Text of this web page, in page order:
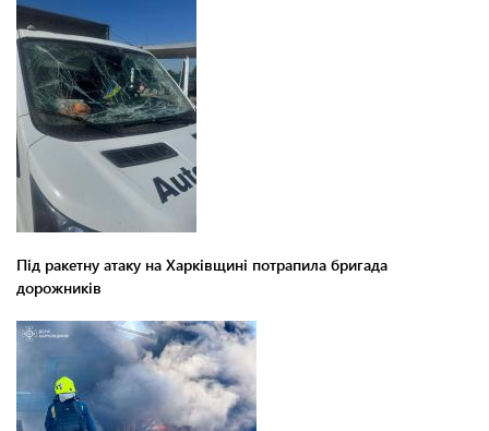
Під ракетну атаку на Харківщині потрапила бригада
дорожників